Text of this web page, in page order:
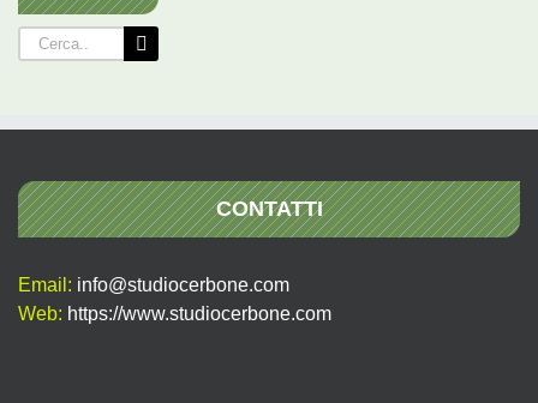
Cerca
per:
CONTATTI
Email: info@studiocerbone.com
Web: https://www.studiocerbone.com